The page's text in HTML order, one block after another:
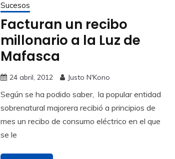
Sucesos
Facturan un recibo
millonario a la Luz de
Mafasca
24 abril, 2012 Justo N'Kono
Según se ha podido saber, la popular entidad
sobrenatural majorera recibió a principios de
mes un recibo de consumo eléctrico en el que
se le